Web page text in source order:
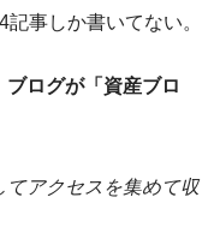
事しか書いてない。
ブログが「資産ブロ
アクセスを集めて収